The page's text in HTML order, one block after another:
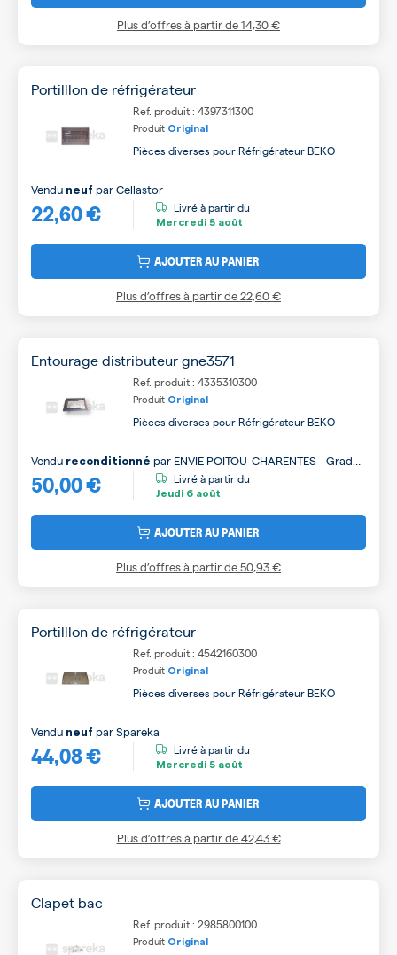
Plus d’offres à partir de14,30 €
Portilllon de réfrigérateur
Ref. produit : 4397311300
Produit Original
Pièces diverses pour Réfrigérateur BEKO
22,60 €
Vendu neuf parCellastor
Livré à partir du
Mercredi 5 août
AJOUTER AU PANIER
Plus d’offres à partir de22,60 €
Entourage distributeur gne3571
Ref. produit : 4335310300
Produit Original
Pièces diverses pour Réfrigérateur BEKO
50,00 €
Vendu reconditionné par ENVIE POITOU-CHARENTES - Grade
A
Livré à partir du
Jeudi 6 août
AJOUTER AU PANIER
Plus d’offres à partir de50,93 €
Portilllon de réfrigérateur
Ref. produit : 4542160300
Produit Original
Pièces diverses pour Réfrigérateur BEKO
44,08 €
Vendu neuf parSpareka
Livré à partir du
Mercredi 5 août
AJOUTER AU PANIER
Plus d’offres à partir de42,43 €
Clapet bac
Ref. produit : 2985800100
Produit Original